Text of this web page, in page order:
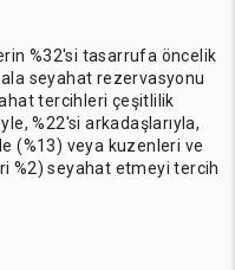
%32'si tasarrufa öncelik
seyahat rezervasyonu
tercihleri çeşitlilik
%22'si arkadaşlarıyla,
(%13) veya kuzenleri ve
%2) seyahat etmeyi tercih